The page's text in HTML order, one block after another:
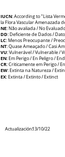
IUCN: According to "Lista
la Flora Vascular Amenazada
NE: Não avaliada / No
DD: Deficiente de Dados /
LC: Menos Preocupante /
NT: Quase Ameaçado / Casi
VU: Vulnerável / Vulnerable / V
EN: Em Perigo / En Peligro /
CR: Criticamente em Perigo / E
EW: Extinta na Natureza /
EX: Extinta / Extinto / Extinct
Actualización:13/10/22